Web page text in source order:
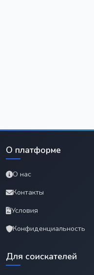
О платформе
О нас
Контакты
Условия
Конфиденциальность
Для соискателей